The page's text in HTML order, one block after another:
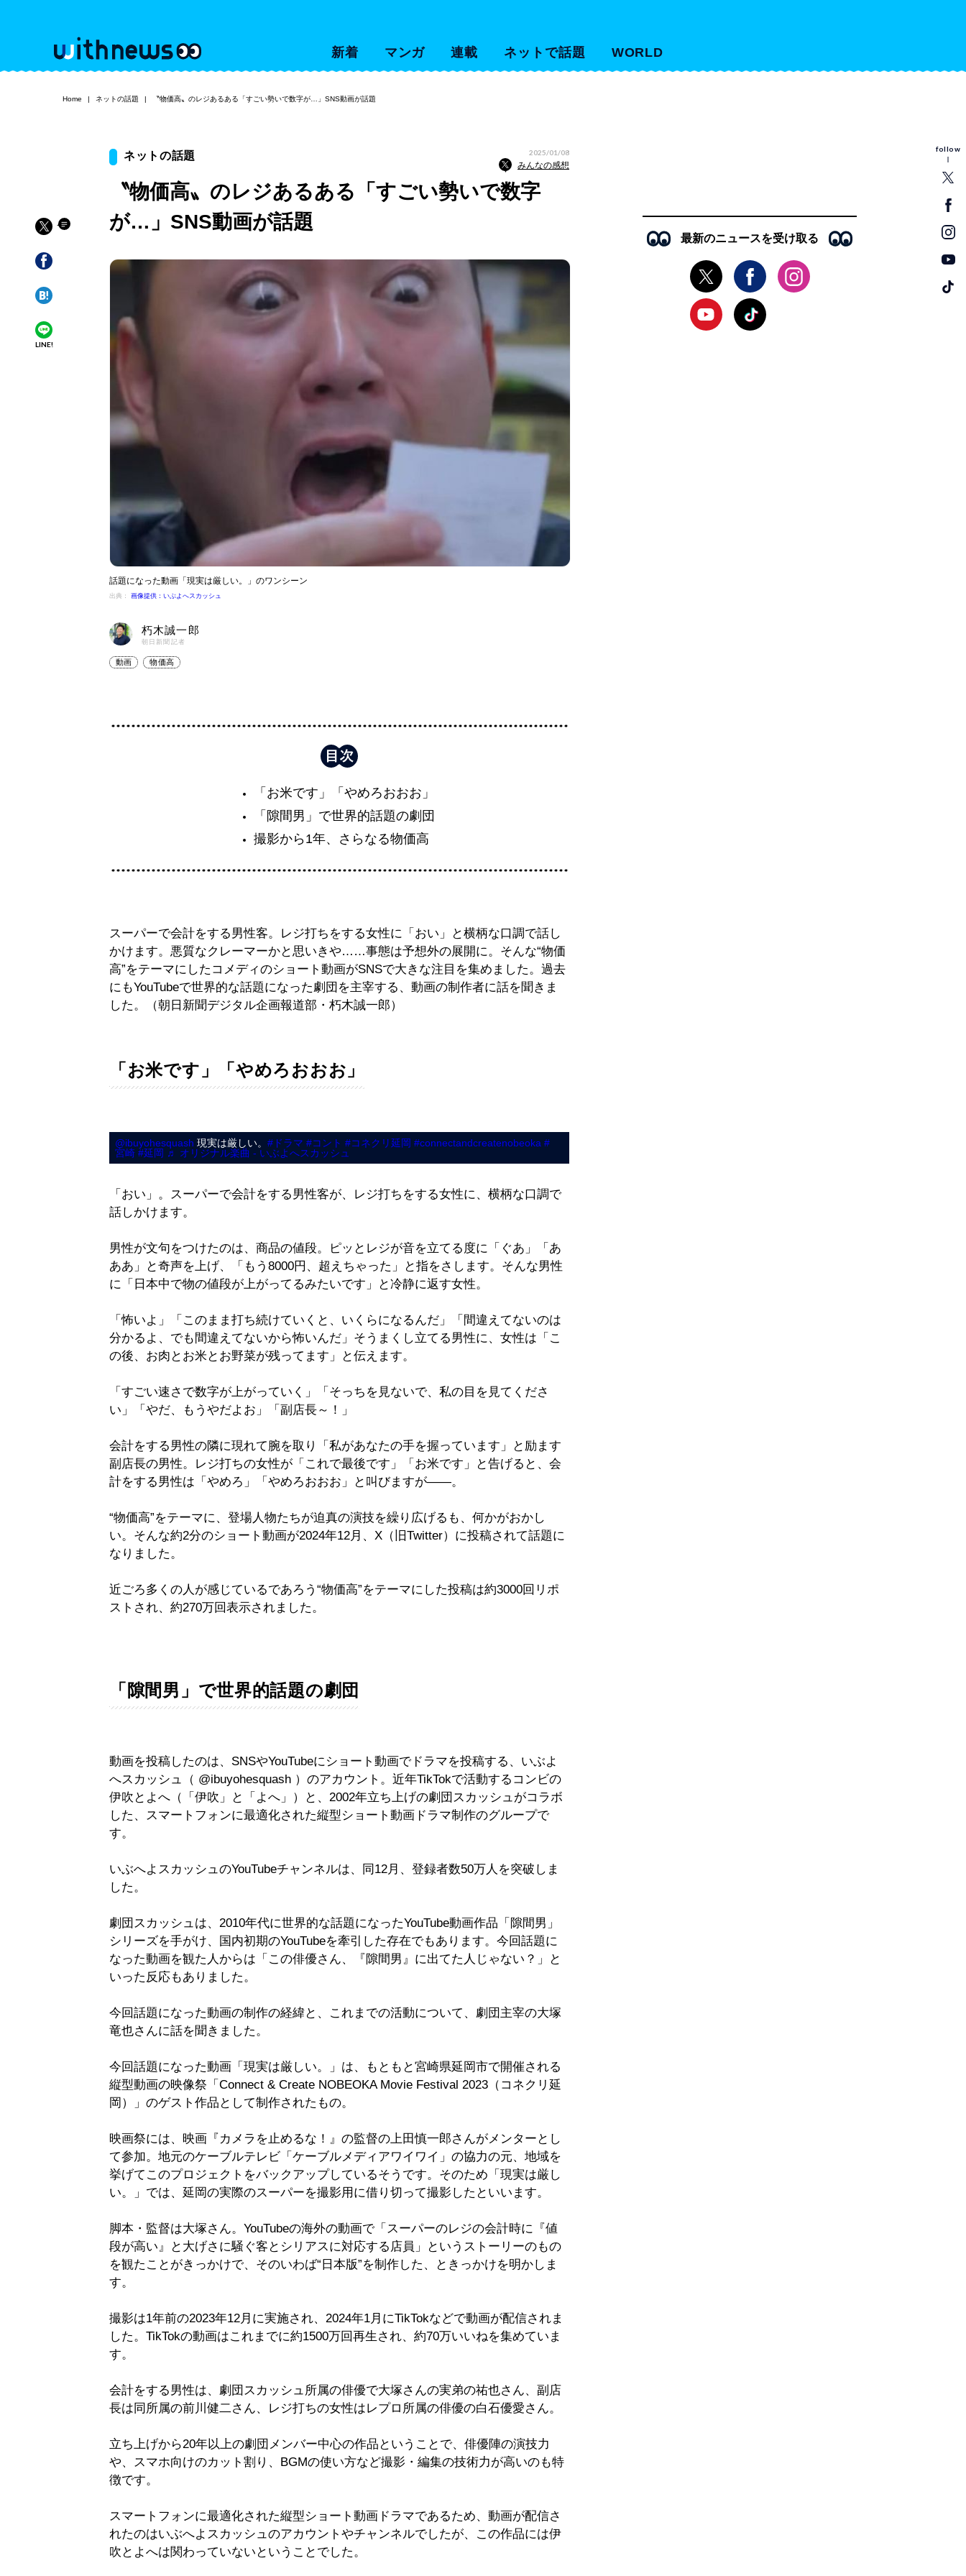
新着 マンガ 連載 ネットで話題 WORLD
follow
Home ネットの話題 〝物価高〟のレジあるある「すごい勢いで数字が…」SNS動画が話題
LINE!
ネットの話題 2025/01/08
みんなの感想
〝物価高〟のレジあるある「すごい勢いで数字
が…」SNS動画が話題
話題になった動画「現実は厳しい。」のワンシーン
出典： 画像提供：いぶよへスカッシュ
朽木誠一郎
朝日新聞記者
動画 物価高
「お米です」「やめろおおお」
「隙間男」で世界的話題の劇団
撮影から1年、さらなる物価高
スーパーで会計をする男性客。レジ打ちをする女性に「おい」と横柄な口調で話し
かけます。悪質なクレーマーかと思いきや……事態は予想外の展開に。そんな“物価
高”をテーマにしたコメディのショート動画がSNSで大きな注目を集めました。過去
にもYouTubeで世界的な話題になった劇団を主宰する、動画の制作者に話を聞きま
した。（朝日新聞デジタル企画報道部・朽木誠一郎）
「お米です」「やめろおおお」
@ibuyohesquash 現実は厳しい。 #ドラマ #コント #コネクリ延岡 #connectandcreatenobeoka #
宮崎 #延岡 ♬ オリジナル楽曲 - いぶよへスカッシュ
「おい」。スーパーで会計をする男性客が、レジ打ちをする女性に、横柄な口調で
話しかけます。
男性が文句をつけたのは、商品の値段。ピッとレジが音を立てる度に「ぐあ」「あ
ああ」と奇声を上げ、「もう8000円、超えちゃった」と指をさします。そんな男性
に「日本中で物の値段が上がってるみたいです」と冷静に返す女性。
「怖いよ」「このまま打ち続けていくと、いくらになるんだ」「間違えてないのは
分かるよ、でも間違えてないから怖いんだ」そうまくし立てる男性に、女性は「こ
の後、お肉とお米とお野菜が残ってます」と伝えます。
「すごい速さで数字が上がっていく」「そっちを見ないで、私の目を見てくださ
い」「やだ、もうやだよお」「副店長～！」
会計をする男性の隣に現れて腕を取り「私があなたの手を握っています」と励ます
副店長の男性。レジ打ちの女性が「これで最後です」「お米です」と告げると、会
計をする男性は「やめろ」「やめろおおお」と叫びますが――。
“物価高”をテーマに、登場人物たちが迫真の演技を繰り広げるも、何かがおかし
い。そんな約2分のショート動画が2024年12月、X（旧Twitter）に投稿されて話題に
なりました。
近ごろ多くの人が感じているであろう“物価高”をテーマにした投稿は約3000回リポ
ストされ、約270万回表示されました。
「隙間男」で世界的話題の劇団
動画を投稿したのは、SNSやYouTubeにショート動画でドラマを投稿する、いぶよ
へスカッシュ（ @ibuyohesquash ）のアカウント。近年TikTokで活動するコンビの
伊吹とよへ（「伊吹」と「よへ」）と、2002年立ち上げの劇団スカッシュがコラボ
した、スマートフォンに最適化された縦型ショート動画ドラマ制作のグループで
す。
いぶへよスカッシュのYouTubeチャンネルは、同12月、登録者数50万人を突破しま
した。
劇団スカッシュは、2010年代に世界的な話題になったYouTube動画作品「隙間男」
シリーズを手がけ、国内初期のYouTubeを牽引した存在でもあります。今回話題に
なった動画を観た人からは「この俳優さん、『隙間男』に出てた人じゃない？」と
いった反応もありました。
今回話題になった動画の制作の経緯と、これまでの活動について、劇団主宰の大塚
竜也さんに話を聞きました。
今回話題になった動画「現実は厳しい。」は、もともと宮崎県延岡市で開催される
縦型動画の映像祭「Connect & Create NOBEOKA Movie Festival 2023（コネクリ延
岡）」のゲスト作品として制作されたもの。
映画祭には、映画『カメラを止めるな！』の監督の上田慎一郎さんがメンターとし
て参加。地元のケーブルテレビ「ケーブルメディアワイワイ」の協力の元、地域を
挙げてこのプロジェクトをバックアップしているそうです。そのため「現実は厳し
い。」では、延岡の実際のスーパーを撮影用に借り切って撮影したといいます。
脚本・監督は大塚さん。YouTubeの海外の動画で「スーパーのレジの会計時に『値
段が高い』と大げさに騒ぐ客とシリアスに対応する店員」というストーリーのもの
を観たことがきっかけで、そのいわば“日本版”を制作した、ときっかけを明かしま
す。
撮影は1年前の2023年12月に実施され、2024年1月にTikTokなどで動画が配信されま
した。TikTokの動画はこれまでに約1500万回再生され、約70万いいねを集めていま
す。
会計をする男性は、劇団スカッシュ所属の俳優で大塚さんの実弟の祐也さん、副店
長は同所属の前川健二さん、レジ打ちの女性はレプロ所属の俳優の白石優愛さん。
立ち上げから20年以上の劇団メンバー中心の作品ということで、俳優陣の演技力
や、スマホ向けのカット割り、BGMの使い方など撮影・編集の技術力が高いのも特
徴です。
スマートフォンに最適化された縦型ショート動画ドラマであるため、動画が配信さ
れたのはいぶへよスカッシュのアカウントやチャンネルでしたが、この作品には伊
吹とよへは関わっていないということでした。
最新のニュースを受け取る